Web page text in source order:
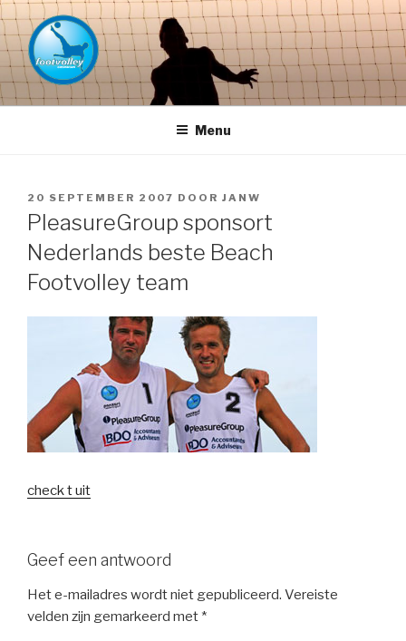
Naar
de
inhoud
springen
FOOTVOLLEY GRONINGEN –
THE HOME OF PETACCHI'S
Menu
GEPLAATST
OP
20 SEPTEMBER 2007 DOOR JANW
PleasureGroup sponsort
Nederlands beste Beach
Footvolley team
check t uit
Geef een antwoord
Het e-mailadres wordt niet gepubliceerd. Vereiste
velden zijn gemarkeerd met *